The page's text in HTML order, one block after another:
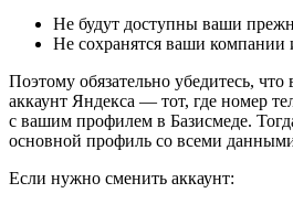
Не будут доступны ваши
Не сохранятся ваши компании
Поэтому обязательно убедитесь,
аккаунт Яндекса — тот, где номер
с вашим профилем в Базисмеде.
основной профиль со всеми
Если нужно сменить аккаунт: